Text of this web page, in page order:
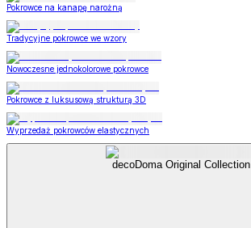
Pokrowce na kanapę narożną
Tradycyjne pokrowce we wzory
Nowoczesne jednokolorowe pokrowce
Pokrowce z luksusową strukturą 3D
Wyprzedaż pokrowców elastycznych
decoDoma Original Collection